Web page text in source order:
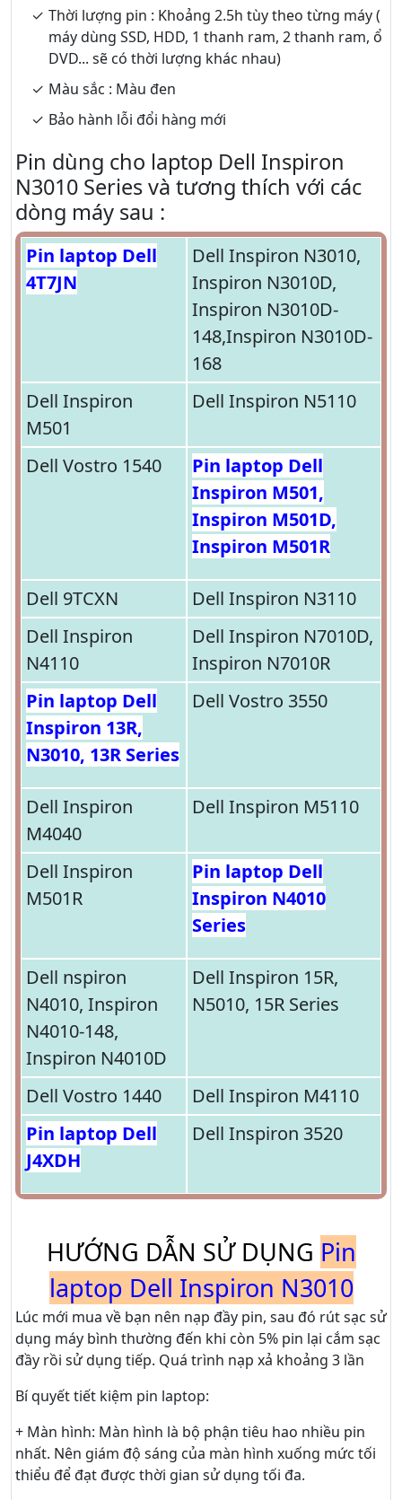
Thời lượng pin : Khoảng 2.5h tùy theo từng máy (
máy dùng SSD, HDD, 1 thanh ram, 2 thanh ram, ổ
DVD... sẽ có thời lượng khác nhau)
Màu sắc : Màu đen
Bảo hành lỗi đổi hàng mới
Pin dùng cho laptop Dell Inspiron
N3010 Series và tương thích với các
dòng máy sau :
Pin laptop Dell
4T7JN
Dell Inspiron N3010,
Inspiron N3010D,
Inspiron N3010D-
148,Inspiron N3010D-
168
Dell Inspiron
M501
Dell Inspiron N5110
Dell Vostro 1540
Pin laptop Dell
Inspiron M501,
Inspiron M501D,
Inspiron M501R
Dell 9TCXN
Dell Inspiron N3110
Dell Inspiron
N4110
Dell Inspiron N7010D,
Inspiron N7010R
Pin laptop Dell
Inspiron 13R,
N3010, 13R Series
Dell Vostro 3550
Dell Inspiron
M4040
Dell Inspiron M5110
Dell Inspiron
M501R
Pin laptop Dell
Inspiron N4010
Series
Dell nspiron
N4010, Inspiron
N4010-148,
Inspiron N4010D
Dell Inspiron 15R,
N5010, 15R Series
Dell Vostro 1440
Dell Inspiron M4110
Pin laptop Dell
J4XDH
Dell Inspiron 3520
HƯỚNG DẪN SỬ DỤNG Pin
laptop Dell Inspiron N3010
Lúc mới mua về bạn nên nạp đầy pin, sau đó rút sạc sử
dụng máy bình thường đến khi còn 5% pin lại cắm sạc
đầy rồi sử dụng tiếp. Quá trình nạp xả khoảng 3 lần
Bí quyết tiết kiệm pin laptop:
+ Màn hình: Màn hình là bộ phận tiêu hao nhiều pin
nhất. Nên giám độ sáng của màn hình xuống mức tối
thiểu để đạt được thời gian sử dụng tối đa.